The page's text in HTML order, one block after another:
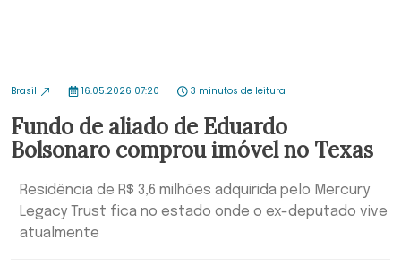
Brasil 16.05.2026 07:20 3 minutos de leitura
Fundo de aliado de Eduardo
Bolsonaro comprou imóvel no Texas
Residência de R$ 3,6 milhões adquirida pelo Mercury
Legacy Trust fica no estado onde o ex-deputado vive
atualmente